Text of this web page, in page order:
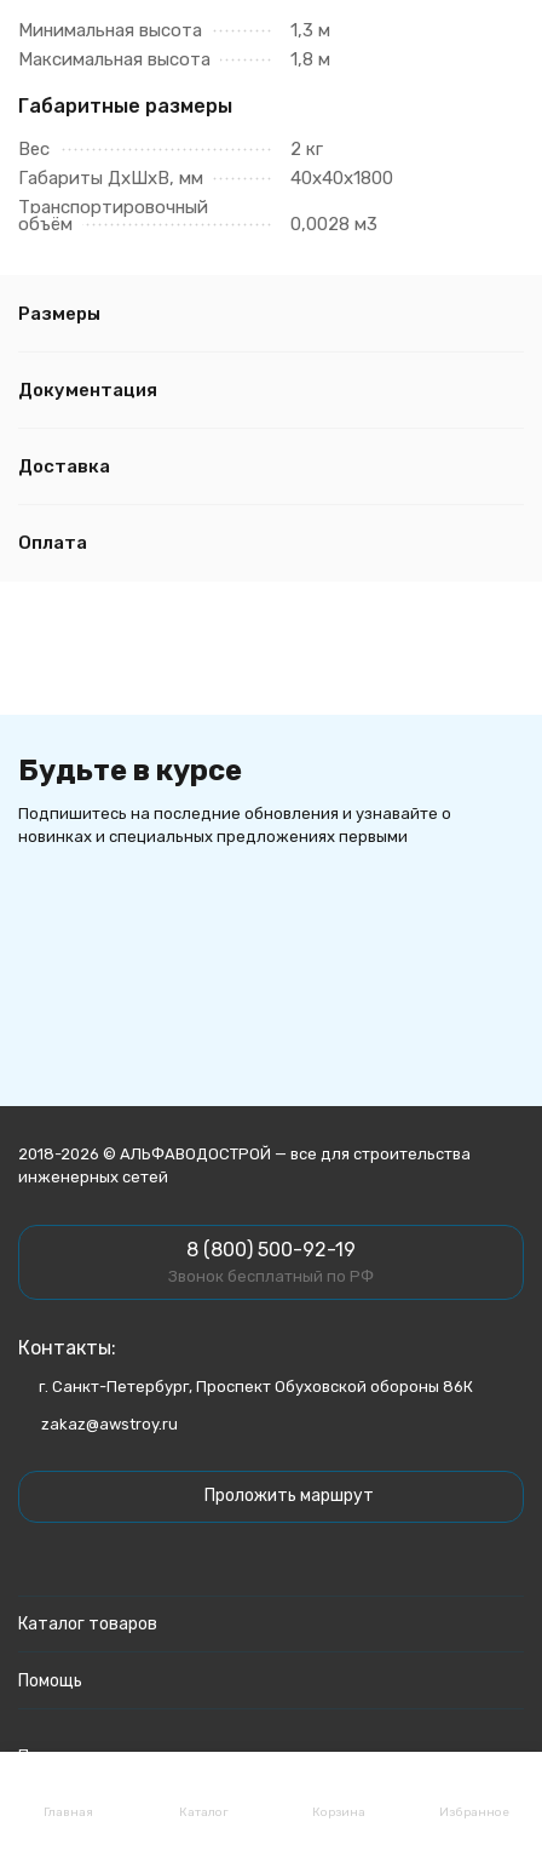
Минимальная высота
1,3 м
Максимальная высота
1,8 м
Габаритные размеры
Вес
2 кг
Габариты ДхШхВ, мм
40х40х1800
Транспортировочный
объём 0,0028 м3
Размеры
Документация
Доставка
Оплата
Будьте в курсе
Подпишитесь на последние обновления и узнавайте о
новинках и специальных предложениях первыми
Главная Каталог Корзина Избранное
2018-2026 © АЛЬФАВОДОСТРОЙ — все для строительства
инженерных сетей
8 (800) 500-92-19
Звонок бесплатный по РФ
Контакты:
г. Санкт-Петербург, Проспект Обуховской обороны 86К
zakaz@awstroy.ru
Проложить маршрут
Каталог товаров
Помощь
Политика персональных данных